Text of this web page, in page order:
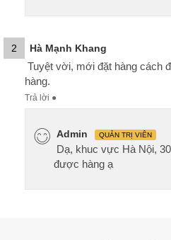
2 Hà Mạnh Khang
Tuyệt vời, mới đặt hàng cách
hàng.
Trả lời ●
Admin QUẢN TRỊ VIÊN
Dạ, khuc vực Hà Nội,
được hàng ạ